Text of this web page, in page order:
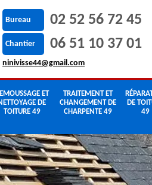
Bureau 02 52 56 72 45
Chantier 06 51 10 37 01
ninivisse44@gmail.com
ET
DE
TOITURE 49
TRAITEMENT ET
CHANGEMENT DE
CHARPENTE 49
DE
49